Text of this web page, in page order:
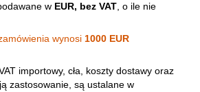
w EUR, bez VAT , o ile nie
wynosi 1000 EUR
importowy, cła, koszty dostawy oraz
zastosowanie, są ustalane w